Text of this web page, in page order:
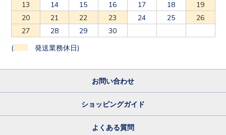
13
14 15 16 17 18
19
20
21 22 23 24 25
26
27
28 29 30
( 発送業務休日)
お問い合わせ
ショッピングガイド
よくある質問